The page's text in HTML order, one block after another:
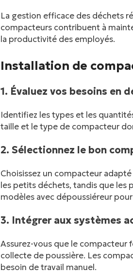
La gestion efficace des déchets
compacteurs contribuent à
la productivité des employés.
Installation de
1. Évaluez vos besoins en
Identifiez les types et les
taille et le type de compacteur
2. Sélectionnez le bon
Choisissez un compacteur
les petits déchets, tandis que les
modèles avec dépoussiéreur
3. Intégrer aux systèmes
Assurez-vous que le compacteur
collecte de poussière. Les
besoin de travail manuel.